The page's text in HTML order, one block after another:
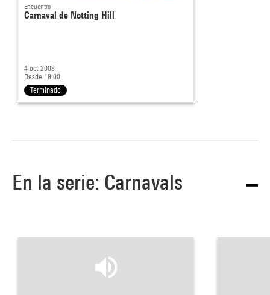
Encuentro
Carnaval de Notting Hill
4 oct 2008
Desde 18:00
Terminado
En la serie: Carnavals